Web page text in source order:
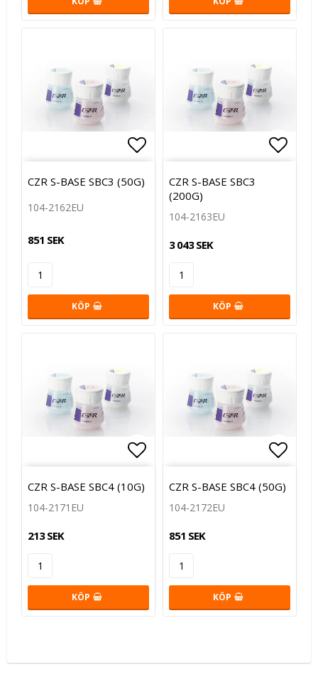
Lägg till i favoritlistan
CZR S-BASE SBC3 (50G)
104-2162EU
851 SEK
KÖP
CZR S-BASE SBC3
(200G)
104-2163EU
3 043 SEK
KÖP
Lägg till i favoritlistan
CZR S-BASE SBC4 (10G)
104-2171EU
213 SEK
KÖP
Lägg
CZR S-BASE SBC4 (50G)
104-2172EU
851 SEK
KÖP